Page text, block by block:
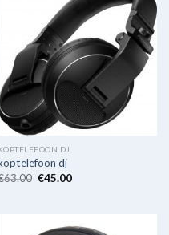
DJ
dj
63.00 €45.00